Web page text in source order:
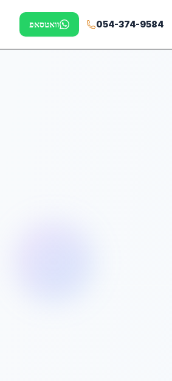
054-374-9584 וואטסאפ